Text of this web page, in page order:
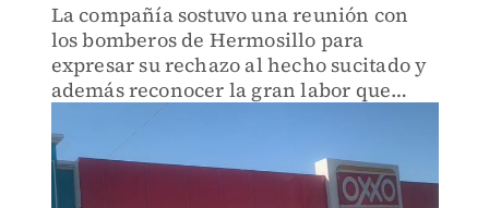
La compañía sostuvo una reunión con
los bomberos de Hermosillo para
expresar su rechazo al hecho sucitado y
además reconocer la gran labor que